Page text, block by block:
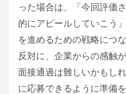
った場合は、「今回評価
的にアピールしていこう
を進めるための戦略につ
反対に、企業からの感触
面接通過は難しいかもし
に応募できるように準備